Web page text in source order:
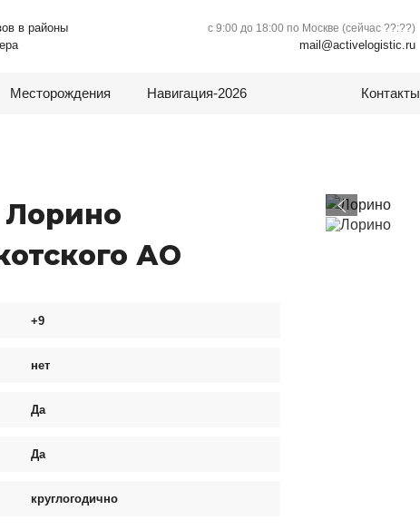
в районы
с 9:00 до 18:00 по Москве (сейчас ??:??)
mail@activelogistic.ru
Месторождения Навигация-2026 Контакты
Лорино
АО
+9
нет
Да
Да
круглогодично